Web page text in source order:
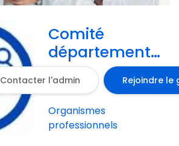
Comité
départemental
UFSB de
Maine-et-
Loire
Contacter l'admin Rejoindre le
Organismes
professionnels